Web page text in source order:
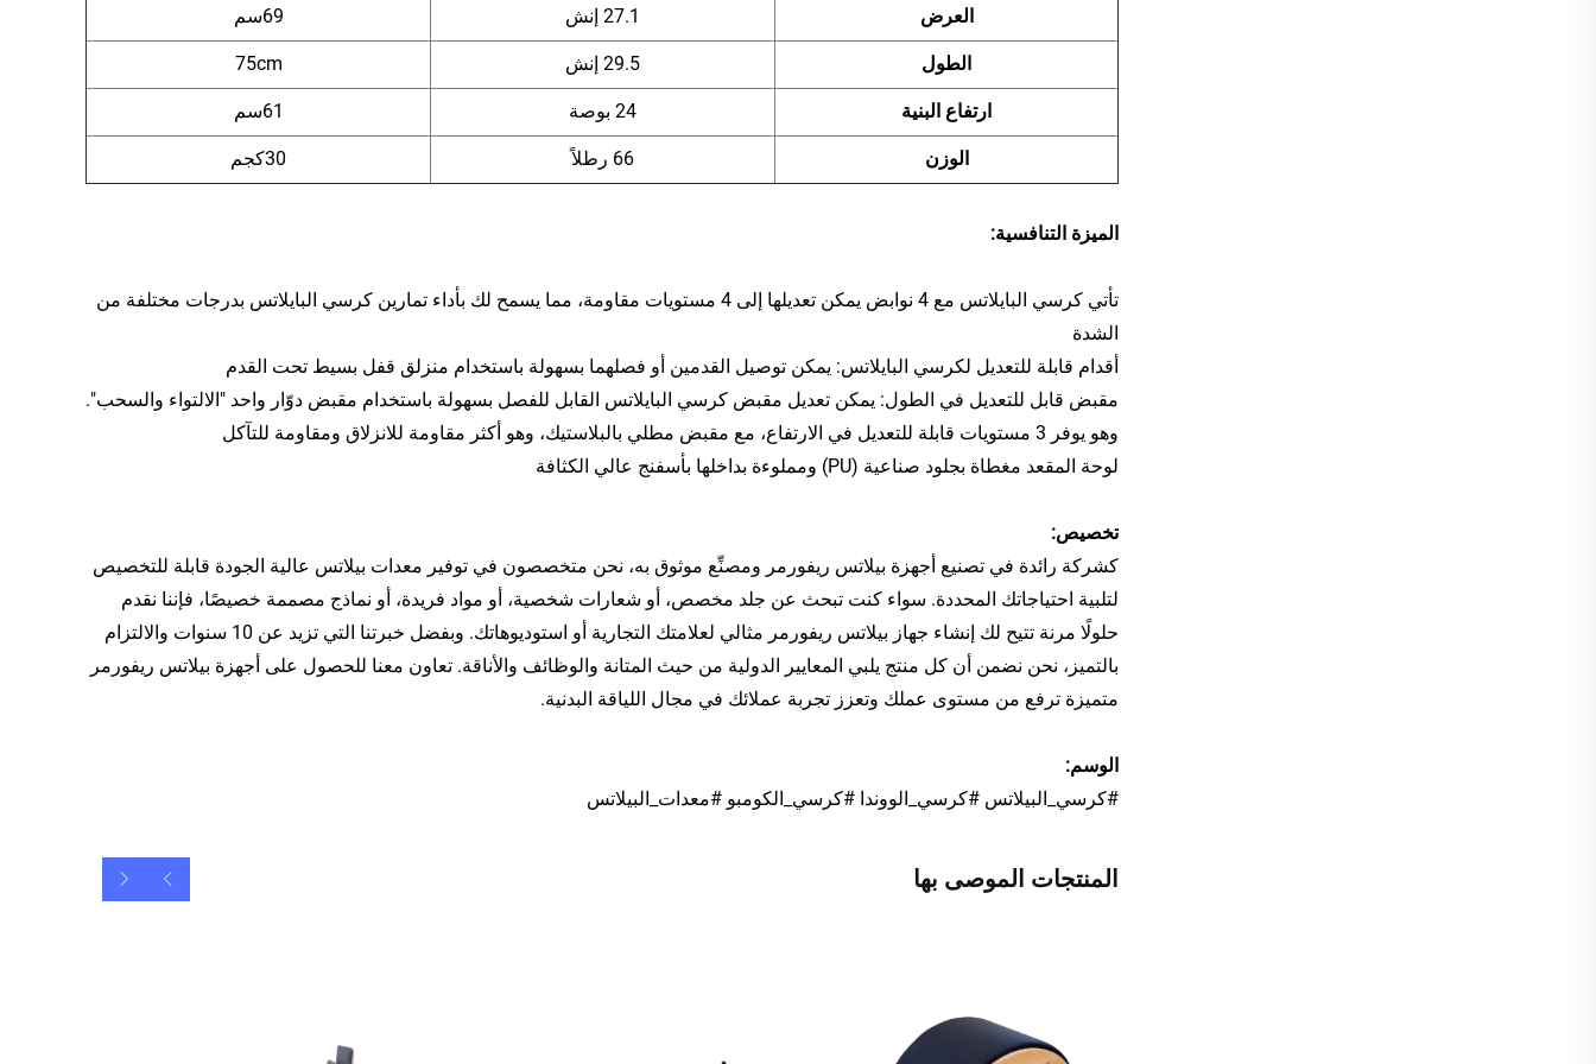
العرض 27.1 إنش 69سم
الطول 29.5 إنش 75cm
ارتفاع البنية 24 بوصة 61سم
الوزن 66 رطلاً 30كجم
الميزة التنافسية:
تأتي كرسي البايلاتس مع 4 نوابض يمكن تعديلها إلى 4 مستويات مقاومة، مما يسمح لك بأداء تمارين كرسي البايلاتس بدرجات مختلفة من
الشدة
أقدام قابلة للتعديل لكرسي البايلاتس: يمكن توصيل القدمين أو فصلهما بسهولة باستخدام منزلق قفل بسيط تحت القدم
مقبض قابل للتعديل في الطول: يمكن تعديل مقبض كرسي البايلاتس القابل للفصل بسهولة باستخدام مقبض دوّار واحد "الالتواء والسحب".
وهو يوفر 3 مستويات قابلة للتعديل في الارتفاع، مع مقبض مطلي بالبلاستيك، وهو أكثر مقاومة للانزلاق ومقاومة للتآكل
لوحة المقعد مغطاة بجلود صناعية (PU) ومملوءة بداخلها بأسفنج عالي الكثافة
تخصيص:
كشركة رائدة في تصنيع أجهزة بيلاتس ريفورمر ومصنِّع موثوق به، نحن متخصصون في توفير معدات بيلاتس عالية الجودة قابلة للتخصيص
لتلبية احتياجاتك المحددة. سواء كنت تبحث عن جلد مخصص، أو شعارات شخصية، أو مواد فريدة، أو نماذج مصممة خصيصًا، فإننا نقدم
حلولًا مرنة تتيح لك إنشاء جهاز بيلاتس ريفورمر مثالي لعلامتك التجارية أو استوديوهاتك. وبفضل خبرتنا التي تزيد عن 10 سنوات والالتزام
بالتميز، نحن نضمن أن كل منتج يلبي المعايير الدولية من حيث المتانة والوظائف والأناقة. تعاون معنا للحصول على أجهزة بيلاتس ريفورمر
متميزة ترفع من مستوى عملك وتعزز تجربة عملائك في مجال اللياقة البدنية.
الوسم:
#كرسي_البيلاتس #كرسي_الووندا #كرسي_الكومبو #معدات_البيلاتس
المنتجات الموصى بها